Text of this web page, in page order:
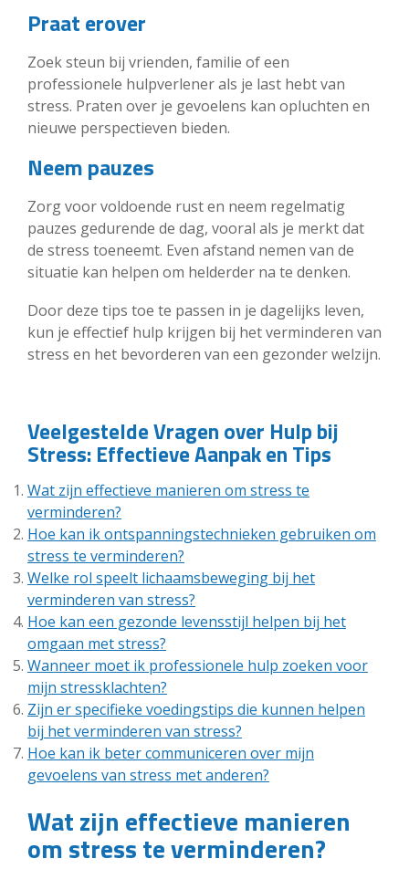
Praat erover
Zoek steun bij vrienden, familie of een
professionele hulpverlener als je last hebt van
stress. Praten over je gevoelens kan opluchten en
nieuwe perspectieven bieden.
Neem pauzes
Zorg voor voldoende rust en neem regelmatig
pauzes gedurende de dag, vooral als je merkt dat
de stress toeneemt. Even afstand nemen van de
situatie kan helpen om helderder na te denken.
Door deze tips toe te passen in je dagelijks leven,
kun je effectief hulp krijgen bij het verminderen van
stress en het bevorderen van een gezonder welzijn.
Veelgestelde Vragen over Hulp bij
Stress: Effectieve Aanpak en Tips
Wat zijn effectieve manieren om stress te
verminderen?
Hoe kan ik ontspanningstechnieken gebruiken om
stress te verminderen?
Welke rol speelt lichaamsbeweging bij het
verminderen van stress?
Hoe kan een gezonde levensstijl helpen bij het
omgaan met stress?
Wanneer moet ik professionele hulp zoeken voor
mijn stressklachten?
Zijn er specifieke voedingstips die kunnen helpen
bij het verminderen van stress?
Hoe kan ik beter communiceren over mijn
gevoelens van stress met anderen?
Wat zijn effectieve manieren
om stress te verminderen?